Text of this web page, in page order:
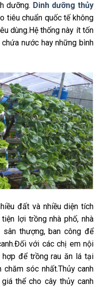
dưỡng. Dinh dưỡng thủy
tiêu chuẩn quốc tế không
dùng.Hệ thống này ít tốn
nước hay những bình
đất và nhiều diện tích
lợi trồng nhà phố, nhà
thượng, ban công để
với các chị em nội
để trồng rau ăn lá tại
chăm sóc nhất.Thủy canh
thể cho cây thủy canh